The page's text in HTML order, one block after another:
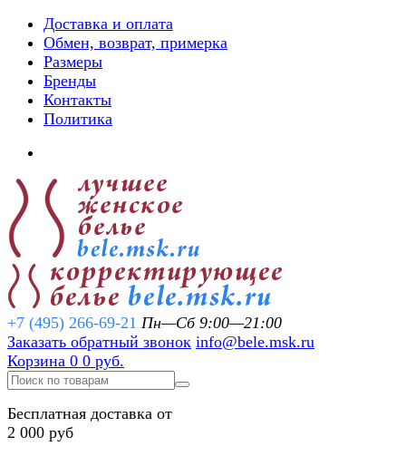
Доставка и оплата
Обмен, возврат, примерка
Размеры
Бренды
Контакты
Политика
+7 (495) 266-69-21 Пн—Сб 9:00—21:00
Заказать обратный звонок info@bele.msk.ru
Корзина 0 0 руб.
Бесплатная доставка от
2 000 руб